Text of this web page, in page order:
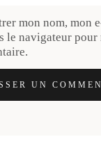
mon nom, mon
le navigateur
UN